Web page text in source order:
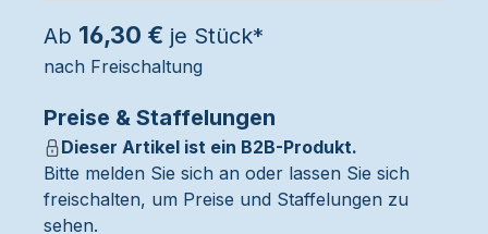
Ab 16,30 € je Stück*
nach Freischaltung
Preise & Staffelungen
Dieser Artikel ist ein B2B-Produkt.
Bitte melden Sie sich an oder lassen Sie sich
freischalten, um Preise und Staffelungen zu
sehen.